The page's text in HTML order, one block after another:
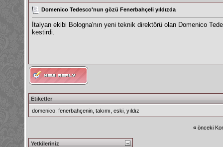
Domenico Tedesco'nun gözü Fenerbahçeli yıldızda
İtalyan ekibi Bologna'nın yeni teknik direktörü olan Domenico
kestirdi.
Etiketler
domenico fenerbahçenin takımı eski yıldız
« önceki
Yetkileriniz